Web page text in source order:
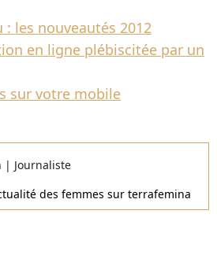
les nouveautés 2012
en ligne plébiscitée par un
sur votre mobile
| Journaliste
des femmes sur terrafemina